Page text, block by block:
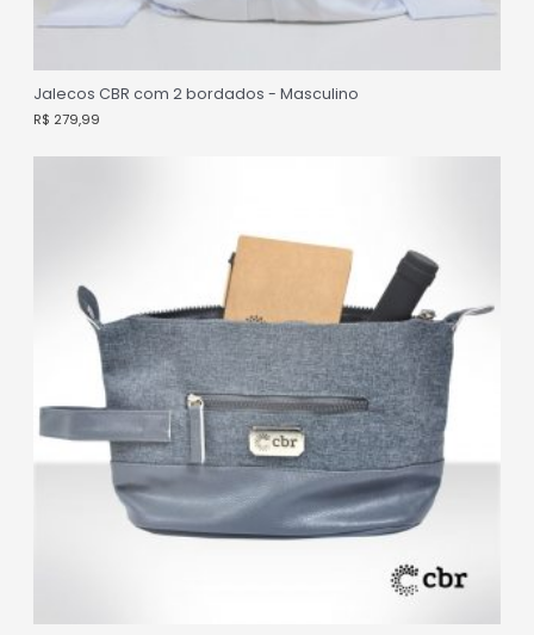
Jalecos CBR com 2 bordados - Masculino
R$ 279,99